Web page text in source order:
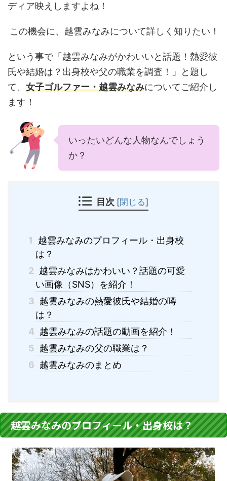
ディア映えしますよね！
この機会に、越雲みなみについて詳しく知りたい！
という事で「越雲みなみがかわいいと話題！熱愛彼
氏や結婚は？出身校や父の職業を調査！」と題し
て、 女子ゴルファー・越雲みなみについてご紹介し
ます！
いったいどんな人物なんでしょう
か？
目次 [閉じる]
1
越雲みなみのプロフィール・出身校
は？
2 越雲みなみはかわいい？話題の可愛
い画像（SNS）を紹介！
3 越雲みなみの熱愛彼氏や結婚の噂
は？
4 越雲みなみの話題の動画を紹介！
5 越雲みなみの父の職業は？
6 越雲みなみのまとめ
越雲みなみのプロフィール・出身校は？